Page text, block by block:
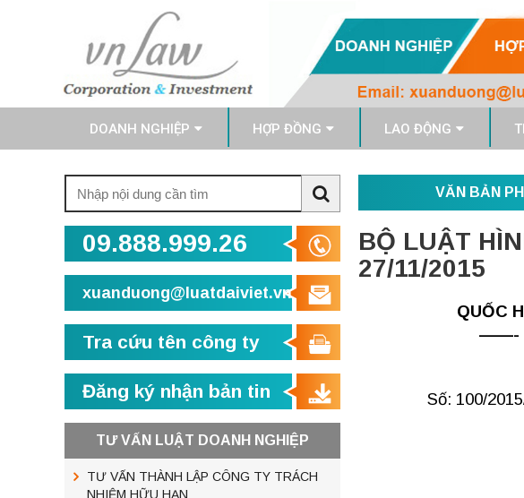
DOANH NGHIỆP HỢP ĐỒNG LAO ĐỘNG
VĂN BẢN
BỘ LUẬT
27/11/2015
QUỐC
——-
Số: 100/
kiếm:
Search
09.888.999.26
xuanduong@luatdaiviet.vn
Tra cứu tên công ty
Đăng ký nhận bản tin
TƯ VẤN LUẬT DOANH NGHIỆP
TƯ VẤN THÀNH LẬP CÔNG TY TRÁCH
NHIỆM HỮU HẠN